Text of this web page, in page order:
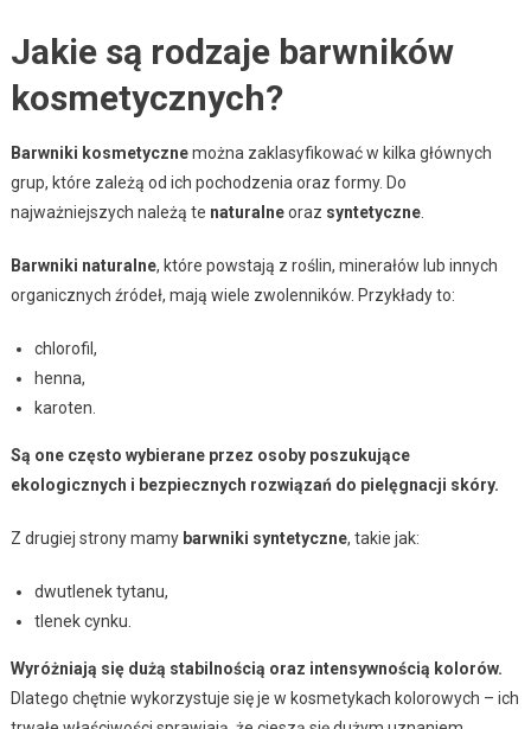
Jakie są rodzaje barwników
kosmetycznych?
Barwniki kosmetycznemożna zaklasyfikować w kilka głównych
grup, które zależą od ich pochodzenia oraz formy. Do
najważniejszych należą te naturalneoraz syntetyczne.
Barwniki naturalne, które powstają z roślin, minerałów lub innych
organicznych źródeł, mają wiele zwolenników. Przykłady to:
chlorofil,
henna,
karoten.
Są one często wybierane przez osoby poszukujące
ekologicznych i bezpiecznych rozwiązań do pielęgnacji skóry.
Z drugiej strony mamy barwniki syntetyczne, takie jak:
dwutlenek tytanu,
tlenek cynku.
Wyróżniają się dużą stabilnością oraz intensywnością kolorów.
Dlatego chętnie wykorzystuje się je w kosmetykach kolorowych – ich